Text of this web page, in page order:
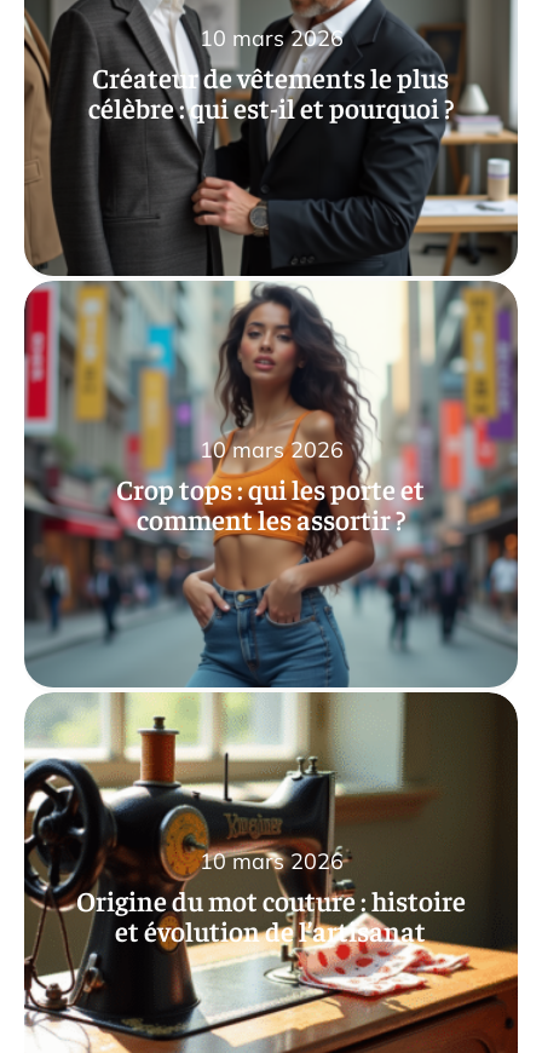
Créateur de vêtements le plus
célèbre : qui est-il et pourquoi ?
10 mars 2026
Crop tops : qui les porte et
comment les assortir ?
10 mars 2026
Origine du mot couture : histoire
et évolution de l’artisanat
10 mars 2026